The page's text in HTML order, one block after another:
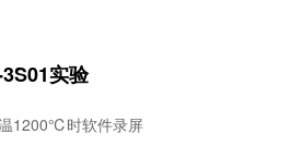
实验
1200℃时软件录屏